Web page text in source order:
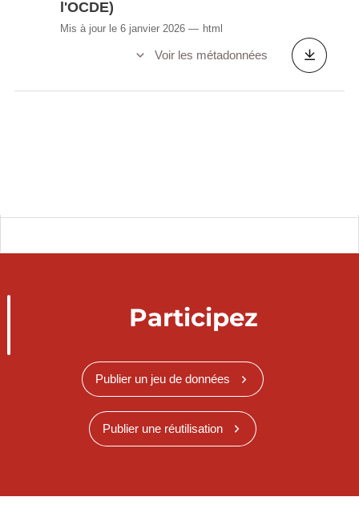
l'OCDE)
Mis à jour le 6 janvier 2026 html
Voir les métadonnées
Participez
Publier un jeu de données
Publier une réutilisation